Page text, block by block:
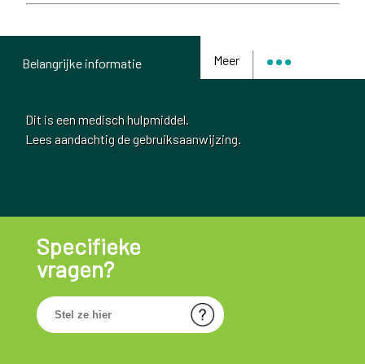
Meer
Belangrijke informatie
Dit is een medisch hulpmiddel.
Lees aandachtig de gebruiksaanwijzing.
Specifieke
vragen?